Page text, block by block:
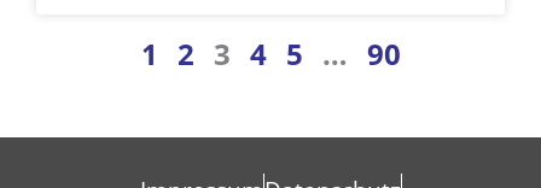
1 2 3 4 5 … 90